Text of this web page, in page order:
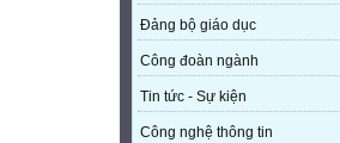
Đảng bộ giáo dục
Công đoàn ngành
Tin tức - Sự kiện
Công nghệ thông tin